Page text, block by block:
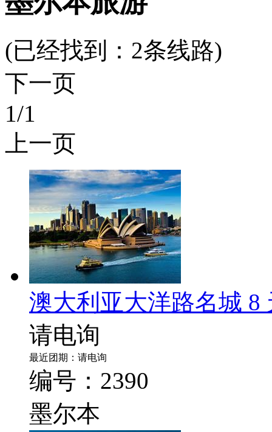
(已经找到： 2条线路)
下一页
1/1
上一页
澳大利亚大洋路名城 8
请电询
最近团期：请电询
编号：2390
墨尔本